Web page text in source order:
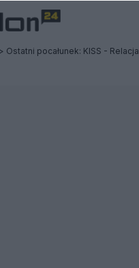
Ostatni pocałunek: KISS - Relacja